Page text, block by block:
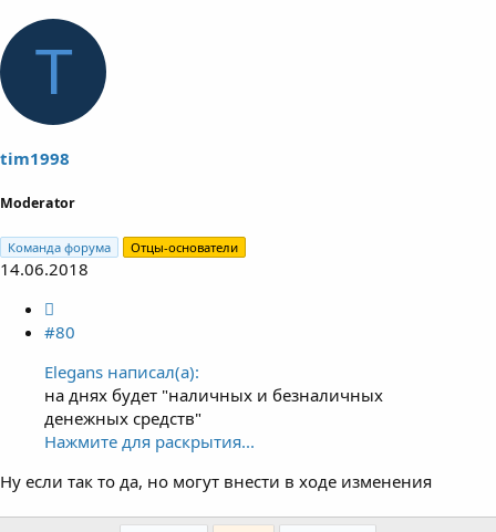
T
tim1998
Moderator
Команда форума Отцы-основатели
14.06.2018
#80
Elegans написал(а):
на днях будет "наличных и безналичных
денежных средств"
Нажмите для раскрытия...
Ну если так то да, но могут внести в ходе изменения